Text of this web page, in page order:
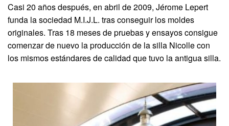
Casi 20 años después, en abril de 2009, Jérome Lepert
funda la sociedad M.I.J.L. tras conseguir los moldes
originales. Tras 18 meses de pruebas y ensayos consigue
comenzar de nuevo la producción de la silla Nicolle con
los mismos estándares de calidad que tuvo la antigua silla.